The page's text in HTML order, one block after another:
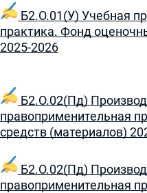
Б2.О.01(У) Учебная
практика. Фонд
2025-2026
Б2.О.02(Пд)
правоприменительная
средств (материалов)
Б2.О.02(Пд)
правоприменительная